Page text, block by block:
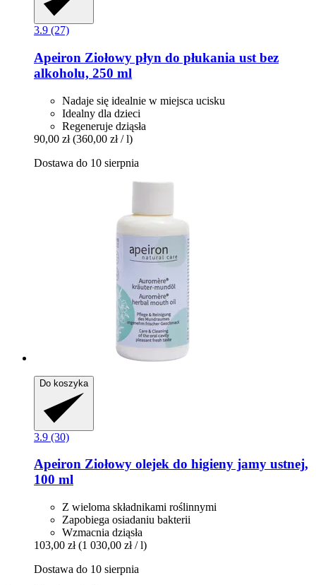
3.9 (27)
Apeiron Ziołowy płyn do płukania ust bez
alkoholu, 250 ml
Nadaje się idealnie w miejsca ucisku
Idealny dla dzieci
Regeneruje dziąsła
90,00 zł (360,00 zł / l)
Dostawa do 10 sierpnia
Do koszyka
3.9 (30)
Apeiron Ziołowy olejek do higieny jamy ustnej,
100 ml
Z wieloma składnikami roślinnymi
Zapobiega osiadaniu bakterii
Wzmacnia dziąsła
103,00 zł (1 030,00 zł / l)
Dostawa do 10 sierpnia